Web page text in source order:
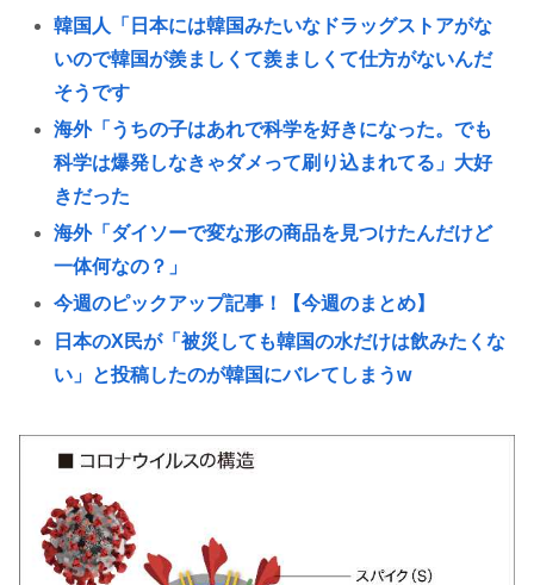
韓国人「日本には韓国みたいなドラッグストアがな
いので韓国が羨ましくて羨ましくて仕方がないんだ
そうです
海外「うちの子はあれで科学を好きになった。でも
科学は爆発しなきゃダメって刷り込まれてる」大好
きだった
海外「ダイソーで変な形の商品を見つけたんだけど
一体何なの？」
今週のピックアップ記事！【今週のまとめ】
日本のX民が「被災しても韓国の水だけは飲みたくな
い」と投稿したのが韓国にバレてしまうw
を発売。ムチムチムワァ
て救助要請してしまう
会社員(26)「女性が着用している下着を見たかった」